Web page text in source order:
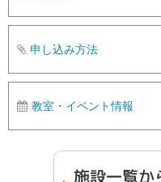
申し込み方法
教室・イベント情報